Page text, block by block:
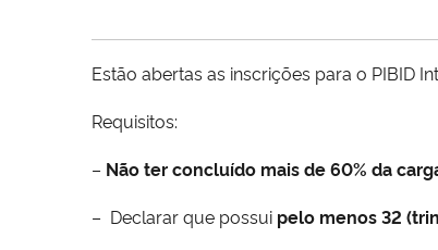
Estão abertas as inscrições para o PIBID
Requisitos:
– Não ter concluído mais de 60% da
– Declarar que possui pelo menos 32